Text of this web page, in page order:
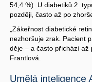
54,4 %). U diabetiků 2.
později, často až po
„Zákeřnost diabetické
nezhoršuje zrak. Pacient
děje – a často přichází až
Frantlová.
Umělá inteligence